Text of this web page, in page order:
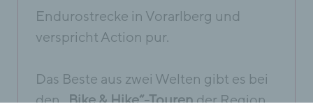
Endurostrecke in Vorarlberg und
verspricht Action pur.
Das Beste aus zwei Welten gibt es bei
den„Bike & Hike“-Tourender Region,